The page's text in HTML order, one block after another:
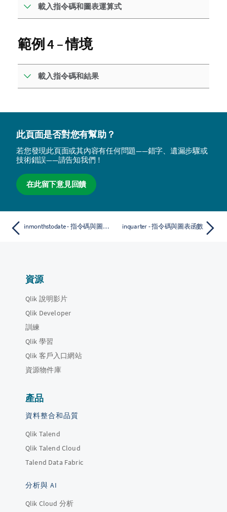
載入指令碼和圖表運算式
範例 4 – 情境
載入指令碼和結果
此頁面是否對您有幫助？
若您發現此頁面或其內容有任何問題——錯字、遺漏步驟或
技術錯誤——請告知我們！
在此留下意見回饋
inmonthstodate - 指令碼與圖表函數 inquarter - 指令碼與圖表函數
資源
Qlik 說明影片
Qlik Developer
訓練
Qlik 學習
Qlik 客戶入口網站
資源物件庫
產品
資料整合和品質
Qlik Talend
Qlik Talend Cloud
Talend Data Fabric
分析與 AI
Qlik Cloud 分析